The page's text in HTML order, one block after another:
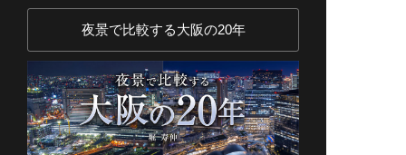
夜景で比較する大阪の20年